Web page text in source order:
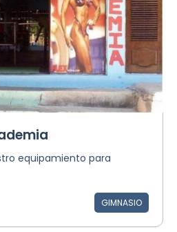
equipamiento para
GIMNASIO